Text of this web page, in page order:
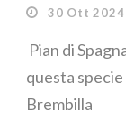
30 Ott 2024
Pian di
questa
Brembilla